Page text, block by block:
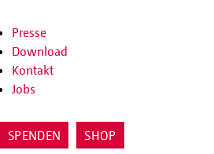
Presse
Download
Kontakt
Jobs
SPENDEN SHOP